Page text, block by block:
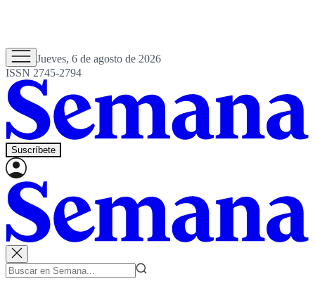
Jueves, 6 de agosto de 2026
ISSN 2745-2794
Suscríbete